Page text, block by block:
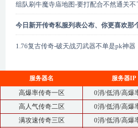
组队刷牛魔寺庙地图-要打配合不然通关不
今日新开传奇私服列表公布、你更喜欢那
1.76复古传奇-破天战刃武器不单是pk神器
服务器名 服务器IP
高爆率传奇一区 0消/低消/高爆
高人气传奇二区
0消/低消/高爆
满攻速传奇三区
0消/低消/高爆